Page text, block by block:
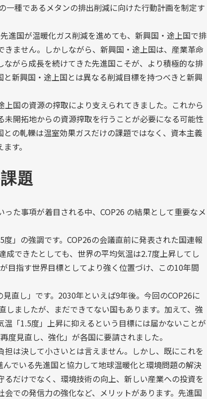
一種であるメタンの排出削減に向けた行動計画を制定す
進国が温暖化ガス削減を進めても、新興国・途上国で排
ません。しかしながら、新興国・途上国は、産業革命
がら成長を続けてきた先進国こそが、より積極的な排
新興国・途上国とは異なる削減目標を持つべきと新興
国の資源の搾取により支えられてきました。これから
開拓地からの資源搾取を行うことが必要になる可能性
の軋轢は温室効果ガスだけの課題ではなく、資本主義
す。
題
た事項が着目される中、COP26 の結果として重要なメ
」の強調です。COP26の会議直前に発表された国連報
できたとしても、世界の平均気温は2.7度上昇してし
目指す世界目標としてより強く位置づけ、この10年間
直し」です。2030年といえば9年後。今回のCOP26に
ましたが、まだできてない国もあります。加えて、強
「1.5度」上昇に抑えるという目標には届かないことが
度見直し、強化」が各国に要請されました。
は決して小さいとは言えません。しかし、既にこれを
でいる先進国と協力して地球温暖化と環境問題の解決
だけでなく、環境技術の向上、新しい産業への投資を
での発信力の強化など、メリットがあります。先進国